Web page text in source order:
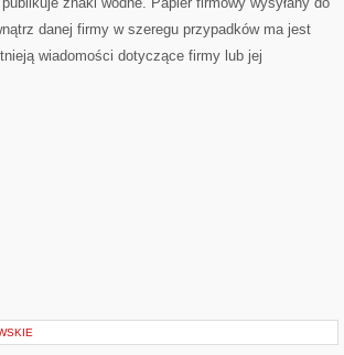
danej firmy w szeregu przypadków ma jest
wiadomości dotyczące firmy lub jej